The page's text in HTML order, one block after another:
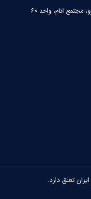
اتام، واحد ۶۰
تعلق دارد.